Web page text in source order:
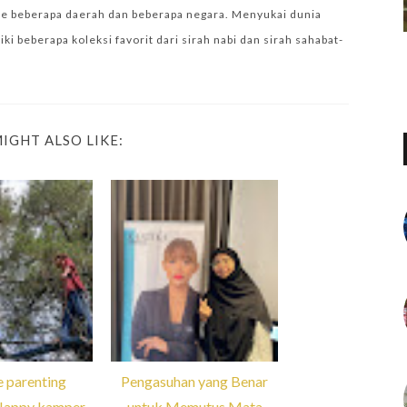
daerah dan beberapa negara. Menyukai dunia
beberapa koleksi favorit dari sirah nabi dan sirah sahabat-
ALSO LIKE:
parenting
Pengasuhan yang Benar